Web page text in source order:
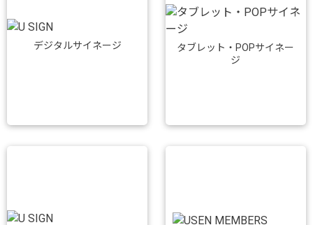
デジタルサイネージ
タブレット・POPサイネー
ジ